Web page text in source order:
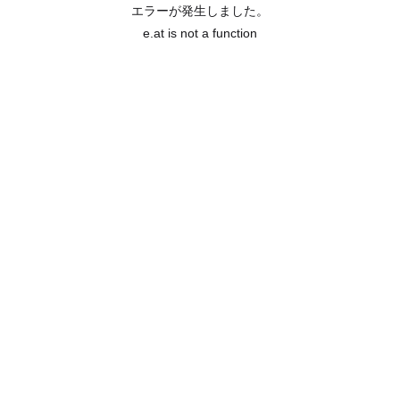
エラーが発生しました。
e.at is not a function